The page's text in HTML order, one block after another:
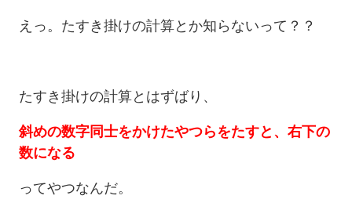
えっ。たすき掛けの計算とか知らないって？？
たすき掛けの計算とはずばり、
斜めの数字同士をかけたやつらをたすと、右下の
数になる
ってやつなんだ。